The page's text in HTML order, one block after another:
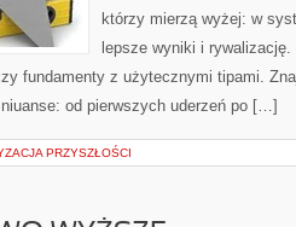
którzy mierzą wyżej: w
lepsze wyniki i
fundamenty z użytecznymi tipami.
od pierwszych uderzeń po […]
PRZYSZŁOŚCI